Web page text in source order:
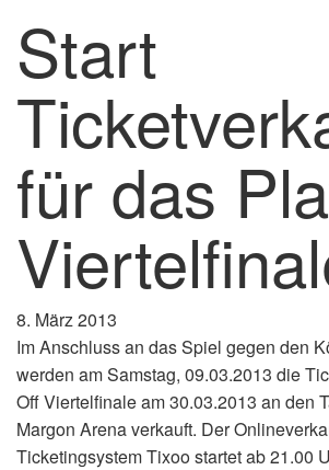
Start
für das
8. März 2013
Im Anschluss an das Spiel gegen den
werden am Samstag, 09.03.2013 die
Off Viertelfinale am 30.03.2013 an den
Margon Arena verkauft. Der
Ticketingsystem Tixoo startet ab 21.00